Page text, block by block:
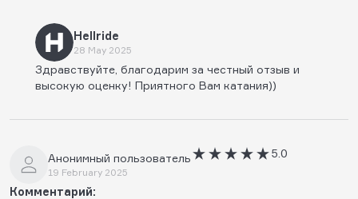
Hellride
28 May 2025
Здравствуйте, благодарим за честный отзыв и
высокую оценку! Приятного Вам катания))
Анонимный пользователь
19 February 2025
5.0
Комментарий: